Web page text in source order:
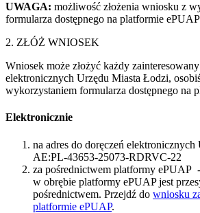
UWAGA: możliwość złożenia wniosku z
formularza dostępnego na platformie
2. ZŁÓŻ WNIOSEK
Wniosek może złożyć każdy
elektronicznych Urzędu Miasta Łodzi,
wykorzystaniem formularza dostępnego na
Elektronicznie
na adres do doręczeń
AE:PL-43653-25073-RDRVC-22
za pośrednictwem platformy ePUAP
w obrębie platformy ePUAP jest
pośrednictwem. Przejdź do wniosku
platformie ePUAP.